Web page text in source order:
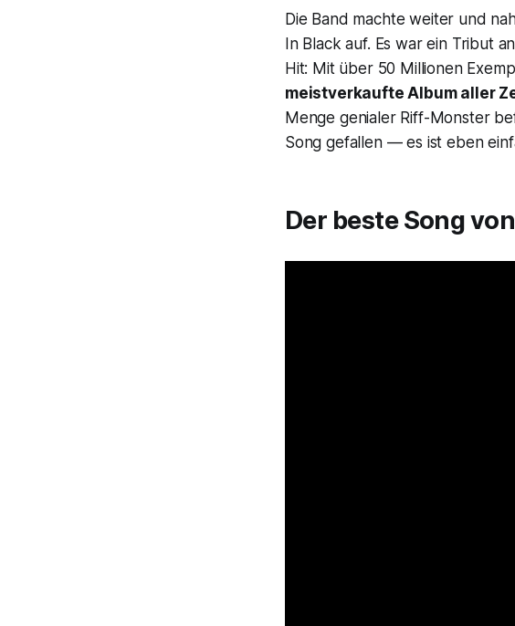
Die Band machte weiter und
In Black auf. Es war ein Tribut
Hit: Mit über 50 Millionen
meistverkaufte Album aller
Menge genialer Riff-Monster
Song gefallen — es ist eben
Der beste Song